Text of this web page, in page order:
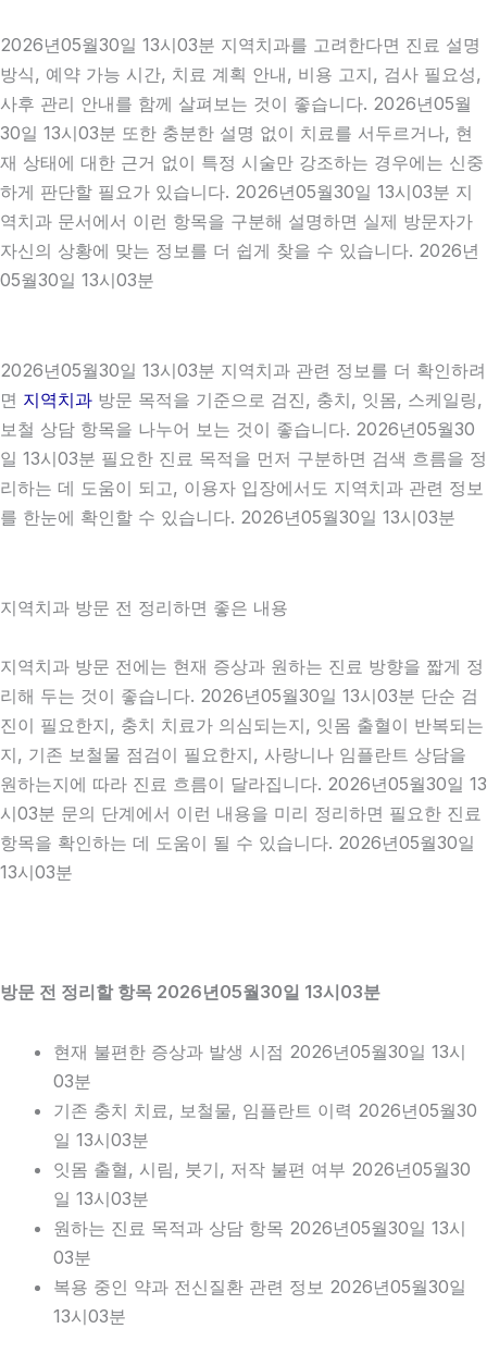
2026년05월30일 13시03분 지역치과를 고려한다면 진료 설명
방식, 예약 가능 시간, 치료 계획 안내, 비용 고지, 검사 필요성,
사후 관리 안내를 함께 살펴보는 것이 좋습니다. 2026년05월
30일 13시03분 또한 충분한 설명 없이 치료를 서두르거나, 현
재 상태에 대한 근거 없이 특정 시술만 강조하는 경우에는 신중
하게 판단할 필요가 있습니다. 2026년05월30일 13시03분 지
역치과 문서에서 이런 항목을 구분해 설명하면 실제 방문자가
자신의 상황에 맞는 정보를 더 쉽게 찾을 수 있습니다. 2026년
05월30일 13시03분
2026년05월30일 13시03분 지역치과 관련 정보를 더 확인하려
면 지역치과 방문 목적을 기준으로 검진, 충치, 잇몸, 스케일링,
보철 상담 항목을 나누어 보는 것이 좋습니다. 2026년05월30
일 13시03분 필요한 진료 목적을 먼저 구분하면 검색 흐름을 정
리하는 데 도움이 되고, 이용자 입장에서도 지역치과 관련 정보
를 한눈에 확인할 수 있습니다. 2026년05월30일 13시03분
지역치과 방문 전 정리하면 좋은 내용
지역치과 방문 전에는 현재 증상과 원하는 진료 방향을 짧게 정
리해 두는 것이 좋습니다. 2026년05월30일 13시03분 단순 검
진이 필요한지, 충치 치료가 의심되는지, 잇몸 출혈이 반복되는
지, 기존 보철물 점검이 필요한지, 사랑니나 임플란트 상담을
원하는지에 따라 진료 흐름이 달라집니다. 2026년05월30일 13
시03분 문의 단계에서 이런 내용을 미리 정리하면 필요한 진료
항목을 확인하는 데 도움이 될 수 있습니다. 2026년05월30일
13시03분
방문 전 정리할 항목 2026년05월30일 13시03분
현재 불편한 증상과 발생 시점 2026년05월30일 13시
03분
기존 충치 치료, 보철물, 임플란트 이력 2026년05월30
일 13시03분
잇몸 출혈, 시림, 붓기, 저작 불편 여부 2026년05월30
일 13시03분
원하는 진료 목적과 상담 항목 2026년05월30일 13시
03분
복용 중인 약과 전신질환 관련 정보 2026년05월30일
13시03분